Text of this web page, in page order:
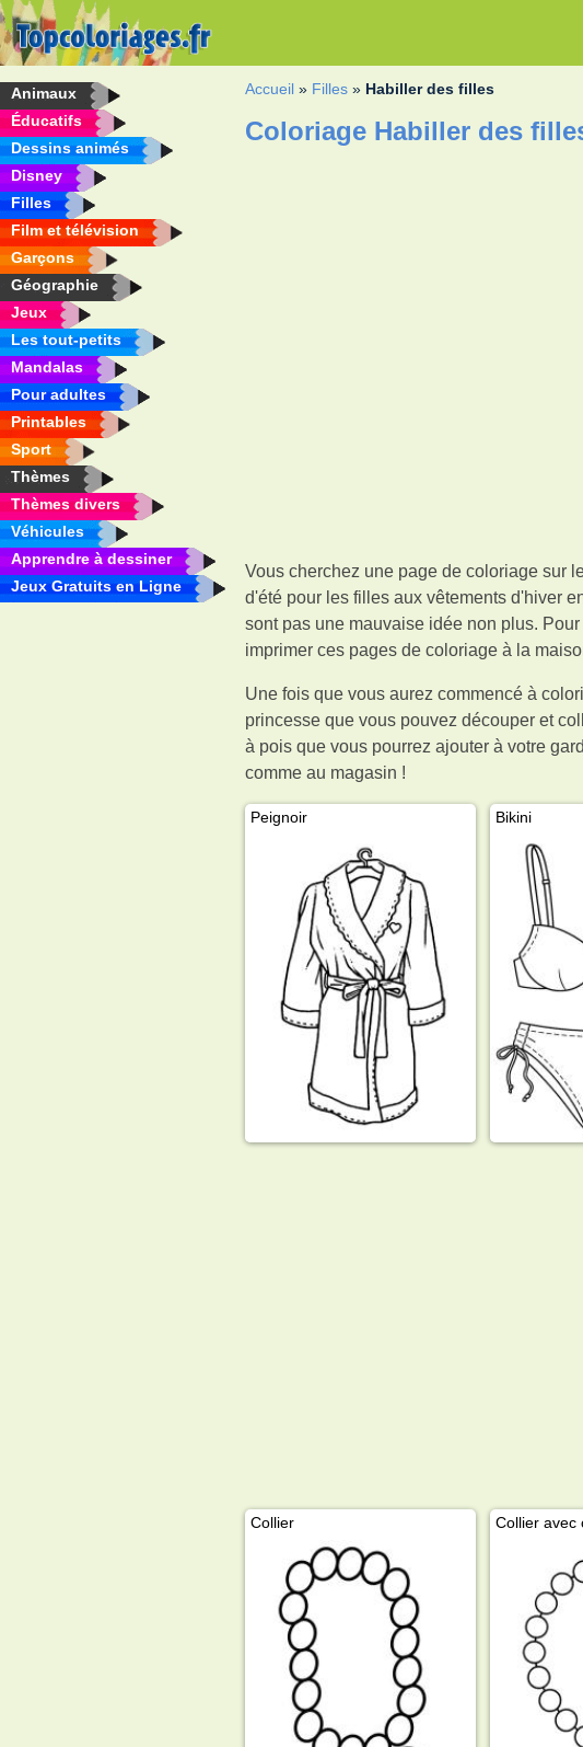
Animaux
Éducatifs
Dessins animés
Disney
Filles
Film et télévision
Garçons
Géographie
Jeux
Les tout-petits
Mandalas
Pour adultes
Printables
Sport
Thèmes
Thèmes divers
Véhicules
Apprendre à dessiner
Jeux Gratuits en Ligne
Accueil » Filles » Habiller des filles
Coloriage Habiller des
Vous cherchez une page de coloriage sur
d'été pour les filles aux vêtements d'hiver
sont pas une mauvaise idée non plus.
imprimer ces pages de coloriage à la
Une fois que vous aurez commencé à
princesse que vous pouvez découper et
à pois que vous pourrez ajouter à votre
comme au magasin !
Peignoir Bikini
Collier Collier